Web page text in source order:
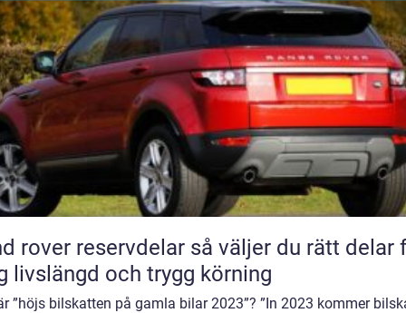
reservdelar så väljer du rätt delar för
livslängd och trygg körning
”höjs bilskatten på gamla bilar 2023”? ”In 2023 kommer